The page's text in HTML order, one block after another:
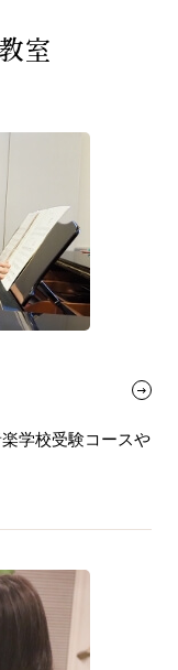
室
学校受験コースや